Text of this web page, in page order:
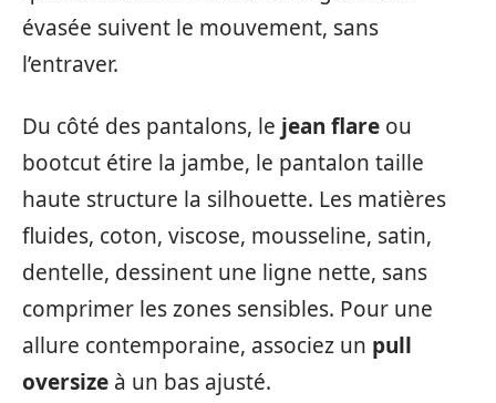
évasée suivent le mouvement, sans
l’entraver.
Du côté des pantalons, le jean flare ou
bootcut étire la jambe, le pantalon taille
haute structure la silhouette. Les matières
fluides, coton, viscose, mousseline, satin,
dentelle, dessinent une ligne nette, sans
comprimer les zones sensibles. Pour une
allure contemporaine, associez un pull
oversize à un bas ajusté.